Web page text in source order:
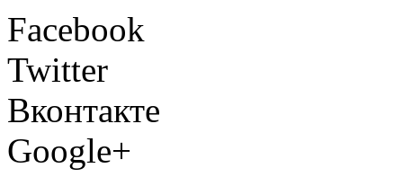
Facebook
Twitter
Вконтакте
Google+